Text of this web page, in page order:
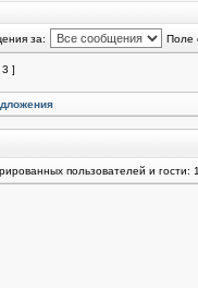
за: Поле
]
пользователей и гости: